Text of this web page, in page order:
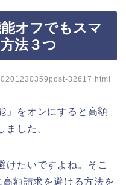
オフでもスマ
法３つ
32617.html
」をオンにすると高額
ました。
けたいですよね。そこ
額請求を避ける方法を